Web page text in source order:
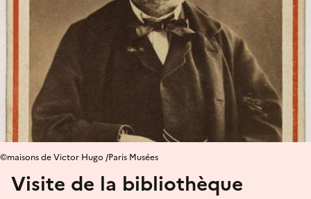
Visite de la bibliothèque
©maisons de Victor Hugo /Paris Musées